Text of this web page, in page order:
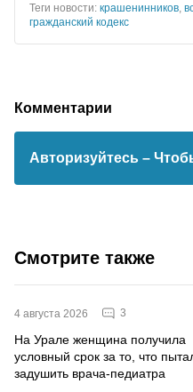
Теги новости: крашенинников
гражданский кодекс
Комментарии
Авторизуйтесь –
Смотрите также
4 августа 2026 3
На Урале женщина получила
условный срок за то, что
задушить врача-педиатра